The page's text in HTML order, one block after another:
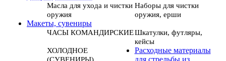
Масла для ухода и чистки
оружия
Наборы для чистки
оружия, ерши
Макеты, сувениры
ЧАСЫ КОМАНДИРСКИЕШкатулки, футляры,
кейсы
ХОЛОДНОЕ
(СУВЕНИРЫ)
Расходные материалы
для стрельбы из